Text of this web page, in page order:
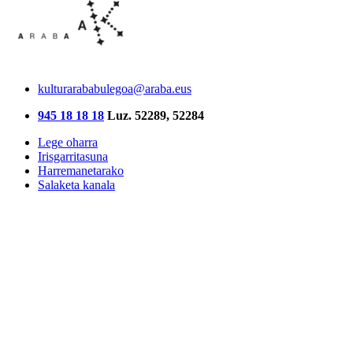
kulturarababulegoa@araba.eus
945 18 18 18 Luz. 52289, 52284
Lege oharra
Irisgarritasuna
Harremanetarako
Salaketa kanala